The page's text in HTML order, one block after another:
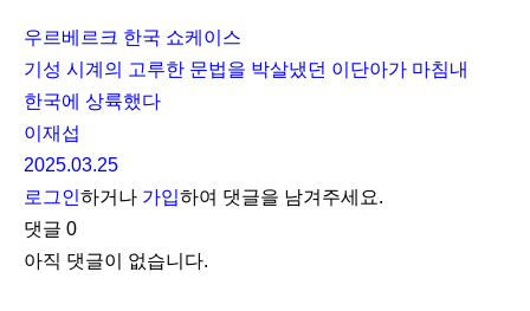
우르베르크 한국 쇼케이스
기성 시계의 고루한 문법을 박살냈던 이단아가 마침내
한국에 상륙했다
이재섭
2025.03.25
로그인하거나 가입하여 댓글을 남겨주세요.
댓글 0
아직 댓글이 없습니다.